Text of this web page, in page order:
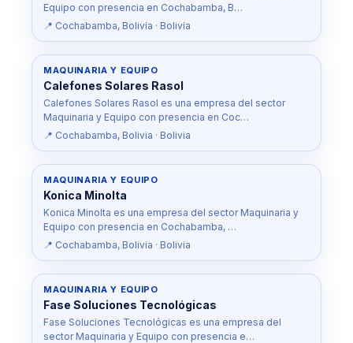
Equipo con presencia en Cochabamba, B…
📍 Cochabamba, Bolivia · Bolivia
MAQUINARIA Y EQUIPO
Calefones Solares Rasol
Calefones Solares Rasol es una empresa del sector
Maquinaria y Equipo con presencia en Coc…
📍 Cochabamba, Bolivia · Bolivia
MAQUINARIA Y EQUIPO
Konica Minolta
Konica Minolta es una empresa del sector Maquinaria y
Equipo con presencia en Cochabamba, …
📍 Cochabamba, Bolivia · Bolivia
MAQUINARIA Y EQUIPO
Fase Soluciones Tecnológicas
Fase Soluciones Tecnológicas es una empresa del
sector Maquinaria y Equipo con presencia e…